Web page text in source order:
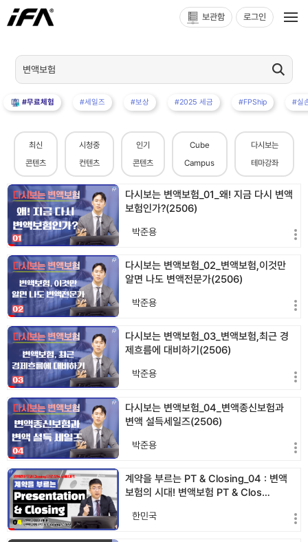
보관함 로그인
#무료체험 #세일즈 #보상 #2025 세금 #FPShip #실
최신
콘텐츠
시청중
컨텐츠
인기
콘텐츠
Cube
Campus
다시보는
테마강좌
다시보는 변액보험_01_왜! 지금 다시 변액
보험인가?(2506)
박준용
다시보는 변액보험_02_변액보험,이것만
알면 나도 변액전문가(2506)
박준용
다시보는 변액보험_03_변액보험,최근 경
제흐름에 대비하기(2506)
박준용
다시보는 변액보험_04_변액종신보험과
변액 설득세일즈(2506)
박준용
계약을 부르는 PT & Closing_04 : 변액
보험의 시대! 변액보험 PT & Clos…
한민국